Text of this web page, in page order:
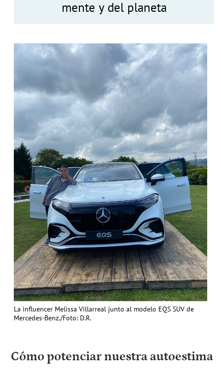
mente y del planeta
La influencer Melissa Villarreal junto al modelo EQS SUV de
Mercedes-Benz./Foto: D.R.
Cómo potenciar nuestra autoestima